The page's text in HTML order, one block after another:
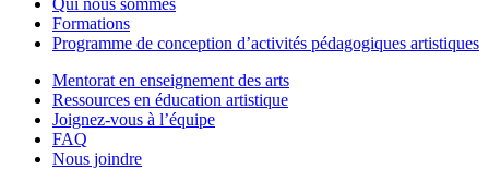
Formations
Programme de conception d’activités pédagogiques artistiques
Mentorat en enseignement des arts
Ressources en éducation artistique
Joignez-vous à l’équipe
FAQ
Nous joindre